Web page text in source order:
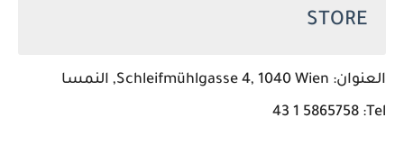
STORE
العنوان: Schleifmühlgasse 4, 1040 Wien, النمسا
Tel: ‏‪43 1 5865758‬‏